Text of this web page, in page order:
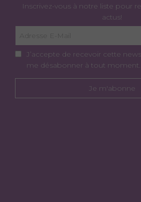
Inscrivez-vous à notre liste pour
actus!
J’accepte de recevoir cette
me désabonner à tout moment.
Je m'abonne